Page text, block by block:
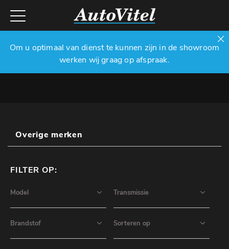
Om u optimaal van dienst te kunnen zijn in de showroom
werken wij graag op afspraak.
Overige merken
FILTER OP: